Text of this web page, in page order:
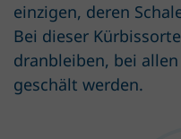
einzigen, deren
Bei dieser
dranbleiben, bei
geschält werden.